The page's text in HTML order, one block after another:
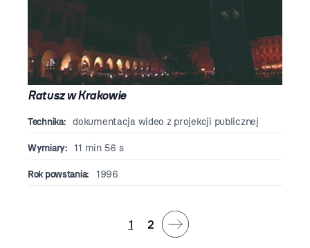
Ratusz w Krakowie
Technika: dokumentacja wideo z projekcji publicznej
Wymiary: 11 min 56 s
Rok powstania: 1996
1 2